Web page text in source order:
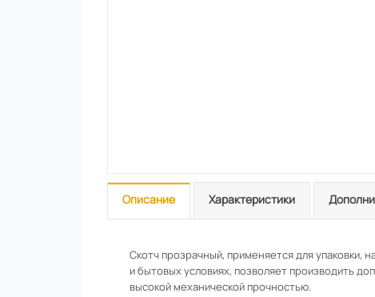
Описание Характеристики
Скотч прозрачный, применяется для упаковки,
и бытовых условиях, позволяет производить
высокой механической прочностью.